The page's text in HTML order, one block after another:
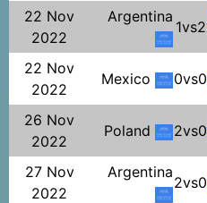
22 Nov
2022
Argentina
1vs2
22 Nov
2022
Mexico 0vs0
26 Nov
2022
Poland 2vs0
27 Nov
2022
Argentina
2vs0